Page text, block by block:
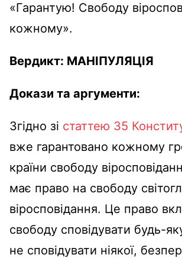
«Гарантую! Свободу
кожному».
Вердикт: МАНІПУЛЯЦІЯ
Докази та аргументи:
Згідно зі статтею 35
вже гарантовано кожному
країни свободу
має право на свободу
віросповідання. Це право
свободу сповідувати будь-
не сповідувати ніякої,